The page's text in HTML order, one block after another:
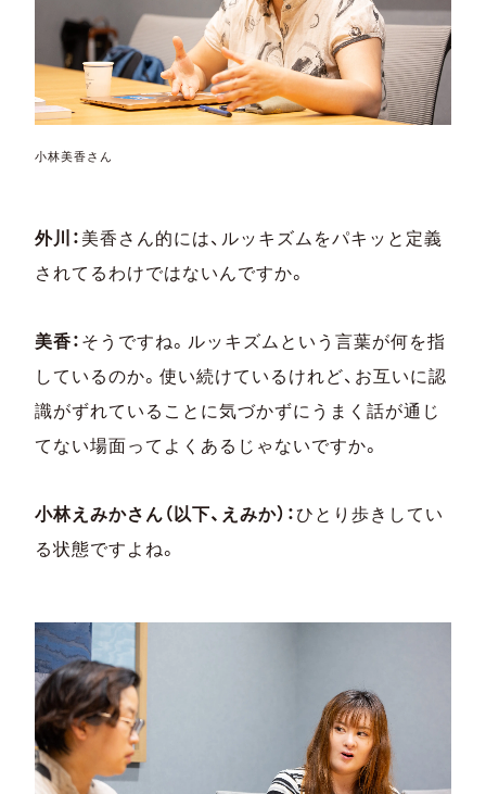
小林美香さん
外川： 美香さん的には、ルッキズムをパキッと定義
されてるわけではないんですか。
美香： そうですね。ルッキズムという言葉が何を指
しているのか。使い続けているけれど、お互いに認
識がずれていることに気づかずにうまく話が通じ
てない場面ってよくあるじゃないですか。
小林えみかさん（以下、えみか）：ひとり歩きしてい
る状態ですよね。